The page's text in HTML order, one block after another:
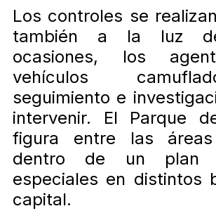
Los controles se
también a la luz
ocasiones, los
vehículos
seguimiento e
intervenir. El Parque
figura entre las áreas
dentro de un plan
especiales en distintos
capital.